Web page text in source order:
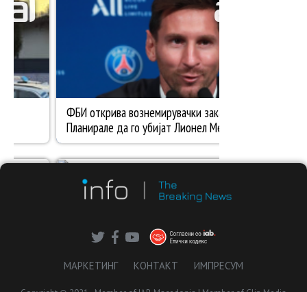
МАРКЕТИНГ КОНТАКТ ИМПРЕСУМ